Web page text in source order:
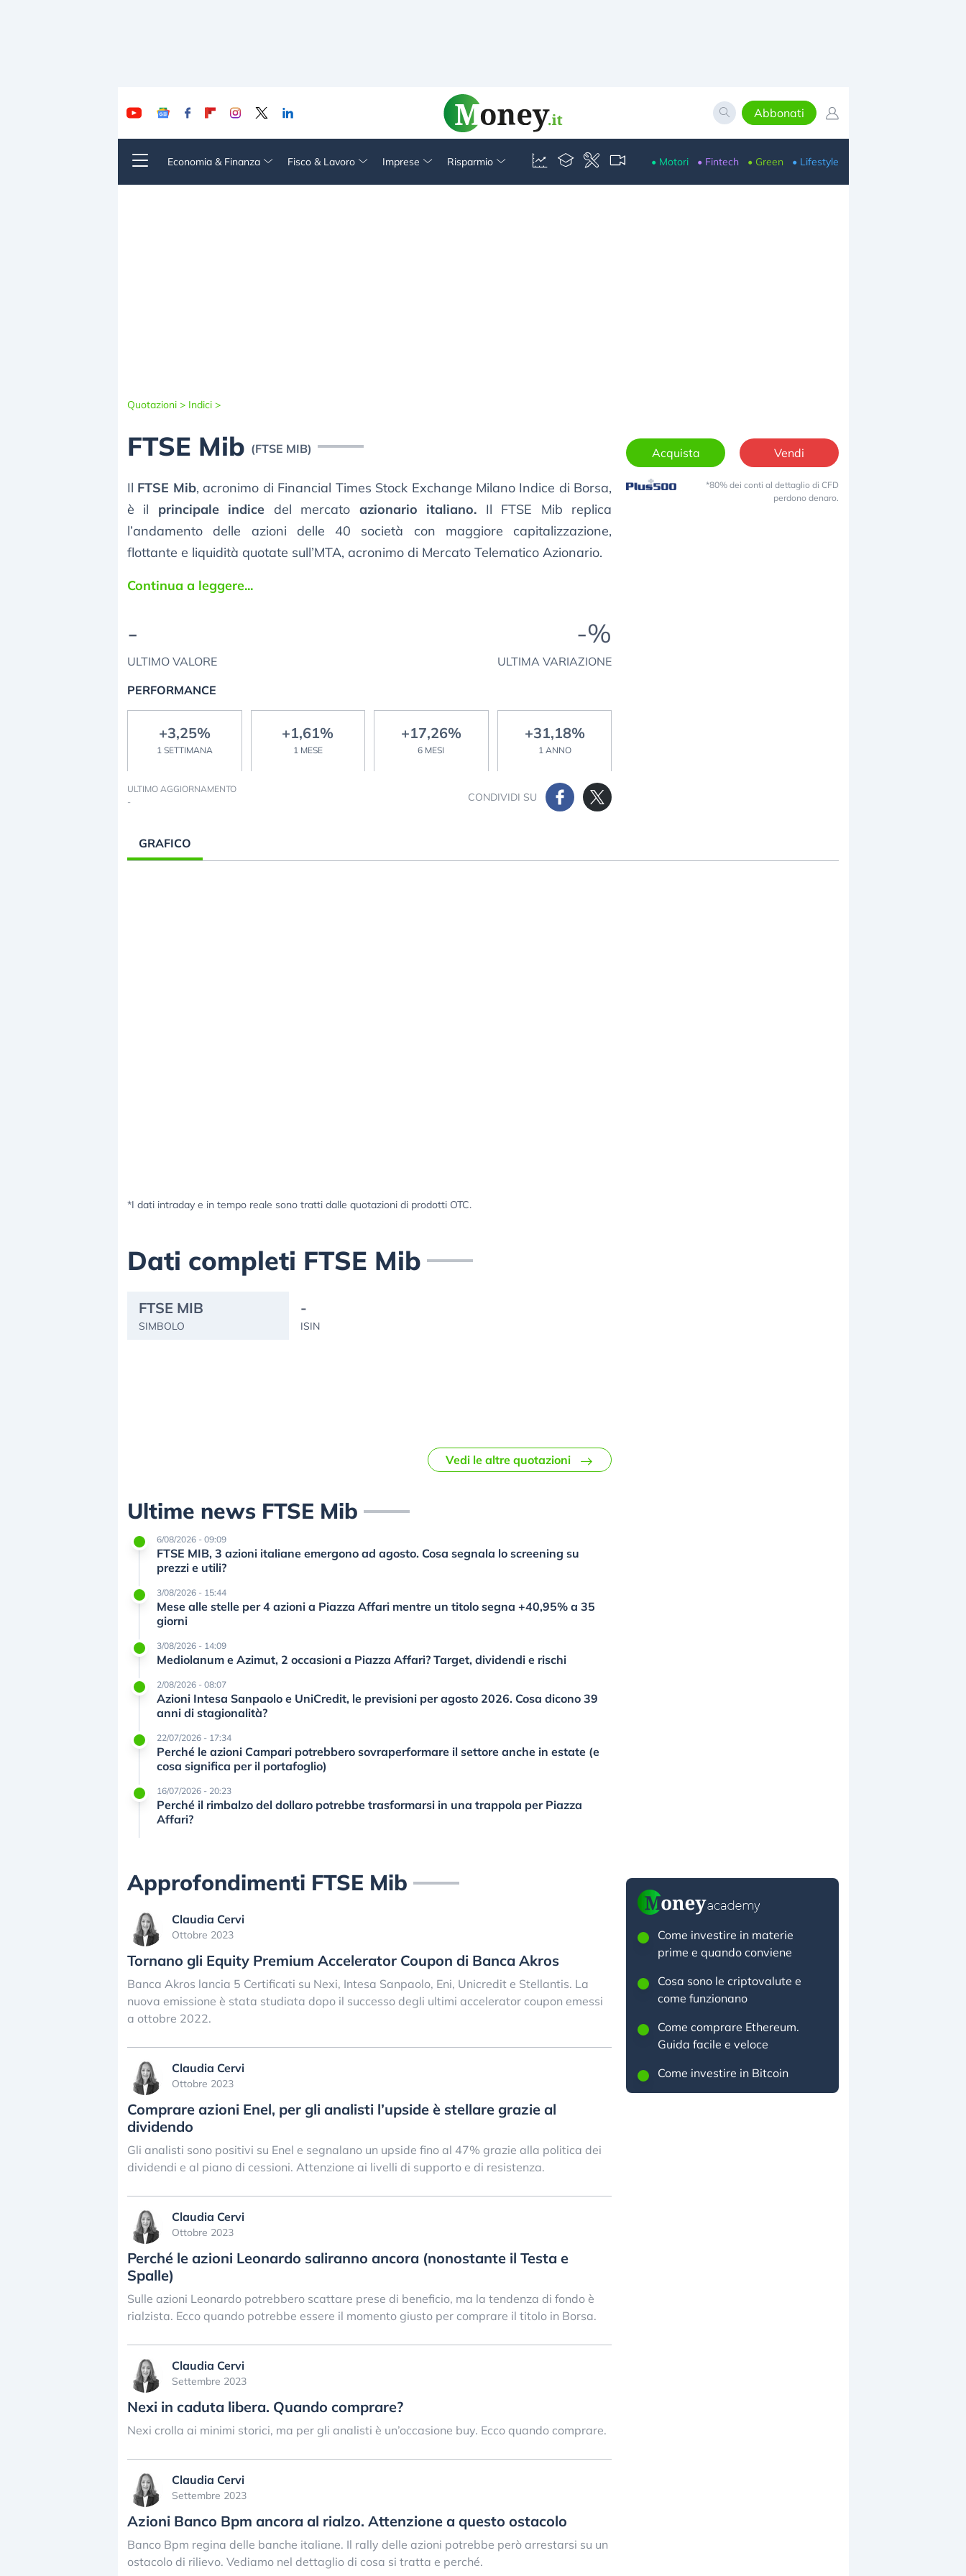
Abbonati
Economia & Finanza Fisco & Lavoro Imprese Risparmio • Motori • Fintech • Green • Lifestyle
Quotazioni > Indici >
FTSE Mib (FTSE MIB)
Il FTSE Mib, acronimo di Financial Times Stock Exchange Milano Indice di Borsa,
è il principale indice del mercato azionario italiano. Il FTSE Mib replica
l’andamento delle azioni delle 40 società con maggiore capitalizzazione,
flottante e liquidità quotate sull’MTA, acronimo di Mercato Telematico Azionario.
Continua a leggere...
Acquista Vendi
*80% dei conti al dettaglio di CFD
perdono denaro.
-
ULTIMO VALORE
-%
ULTIMA VARIAZIONE
PERFORMANCE
+3,25%
1 SETTIMANA
+1,61%
1 MESE
+17,26%
6 MESI
+31,18%
1 ANNO
ULTIMO AGGIORNAMENTO
-
CONDIVIDI SU
GRAFICO
*I dati intraday e in tempo reale sono tratti dalle quotazioni di prodotti OTC.
Dati completi FTSE Mib
FTSE MIB
SIMBOLO
-
ISIN
Vedi le altre quotazioni
Ultime news FTSE Mib
6/08/2026 - 09:09
FTSE MIB, 3 azioni italiane emergono ad agosto. Cosa segnala lo screening su
prezzi e utili?
3/08/2026 - 15:44
Mese alle stelle per 4 azioni a Piazza Affari mentre un titolo segna +40,95% a 35
giorni
3/08/2026 - 14:09
Mediolanum e Azimut, 2 occasioni a Piazza Affari? Target, dividendi e rischi
2/08/2026 - 08:07
Azioni Intesa Sanpaolo e UniCredit, le previsioni per agosto 2026. Cosa dicono 39
anni di stagionalità?
22/07/2026 - 17:34
Perché le azioni Campari potrebbero sovraperformare il settore anche in estate (e
cosa significa per il portafoglio)
16/07/2026 - 20:23
Perché il rimbalzo del dollaro potrebbe trasformarsi in una trappola per Piazza
Affari?
Approfondimenti FTSE Mib
Claudia Cervi
Ottobre 2023
Tornano gli Equity Premium Accelerator Coupon di Banca Akros
Banca Akros lancia 5 Certificati su Nexi, Intesa Sanpaolo, Eni, Unicredit e Stellantis. La
nuova emissione è stata studiata dopo il successo degli ultimi accelerator coupon emessi
a ottobre 2022.
Claudia Cervi
Ottobre 2023
Comprare azioni Enel, per gli analisti l’upside è stellare grazie al
dividendo
Gli analisti sono positivi su Enel e segnalano un upside fino al 47% grazie alla politica dei
dividendi e al piano di cessioni. Attenzione ai livelli di supporto e di resistenza.
Claudia Cervi
Ottobre 2023
Perché le azioni Leonardo saliranno ancora (nonostante il Testa e
Spalle)
Sulle azioni Leonardo potrebbero scattare prese di beneficio, ma la tendenza di fondo è
rialzista. Ecco quando potrebbe essere il momento giusto per comprare il titolo in Borsa.
Claudia Cervi
Settembre 2023
Nexi in caduta libera. Quando comprare?
Nexi crolla ai minimi storici, ma per gli analisti è un’occasione buy. Ecco quando comprare.
Claudia Cervi
Settembre 2023
Azioni Banco Bpm ancora al rialzo. Attenzione a questo ostacolo
Banco Bpm regina delle banche italiane. Il rally delle azioni potrebbe però arrestarsi su un
ostacolo di rilievo. Vediamo nel dettaglio di cosa si tratta e perché.
Come investire in materie
prime e quando conviene
Cosa sono le criptovalute e
come funzionano
Come comprare Ethereum.
Guida facile e veloce
Come investire in Bitcoin